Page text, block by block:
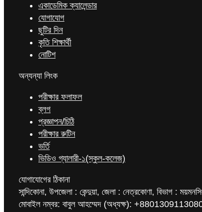
একাডেমিক ক্যালেন্ডার
যোগাযোগ
ছুটির দিন
কৃতি শিক্ষার্থী
নোটিশ
অন্যন্যা লিংক
পরীক্ষার ফলাফল
ব্লগ
প্রজ্ঞাপন/চিঠি
পরীক্ষার রুটিন
ভর্তি
ভিডিও গ্যালারী-১(স্কুল-কলেজ)
যোগাযোগের ঠিকানা
সান্দিকোনা, উপজেলা : কেন্দুয়া, জেলা : নেত্রকোণা, বিভাগ :
মোবাইল নম্বর: বাবুল আহম্মেদ (অধ্যক্ষ):